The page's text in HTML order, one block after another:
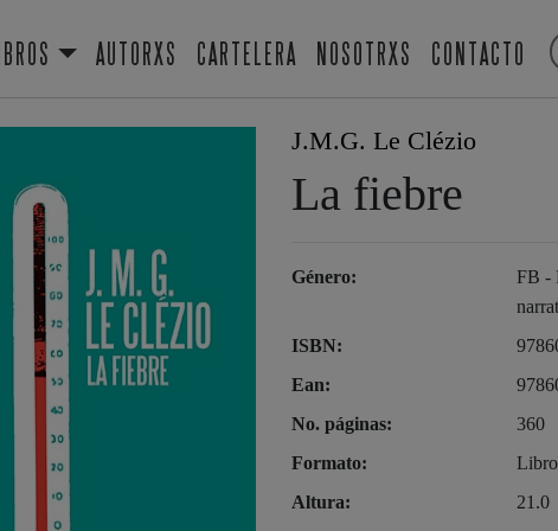
LIBROS AUTORXS CARTELERA NOSOTRXS CONTACTO
J.M.G. Le Clézio
La fiebre
Género:
FB -
ISBN:
Ean:
No. páginas:
360
Formato:
Libro
Altura:
21.0